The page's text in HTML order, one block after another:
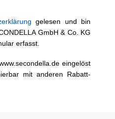
gelesen und bin
GmbH & Co. KG
erfasst.
eingelöst
mit anderen Rabatt-